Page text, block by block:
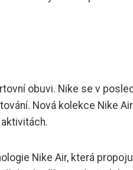
obuvi. Nike se v
Nová kolekce Nike
Nike Air, která